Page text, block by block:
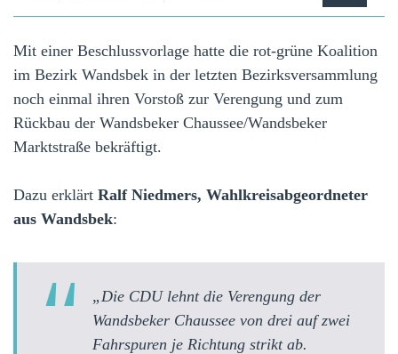
Mit einer Beschlussvorlage hatte die rot-grüne Koalition
im Bezirk Wandsbek in der letzten Bezirksversammlung
noch einmal ihren Vorstoß zur Verengung und zum
Rückbau der Wandsbeker Chaussee/Wandsbeker
Marktstraße bekräftigt.
Dazu erklärt Ralf Niedmers, Wahlkreisabgeordneter
aus Wandsbek:
„Die CDU lehnt die Verengung der
Wandsbeker Chaussee von drei auf zwei
Fahrspuren je Richtung strikt ab.